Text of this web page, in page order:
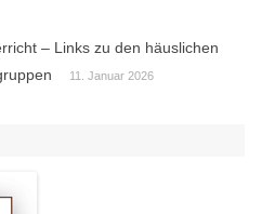
– Links zu den häuslichen
11. Januar 2026